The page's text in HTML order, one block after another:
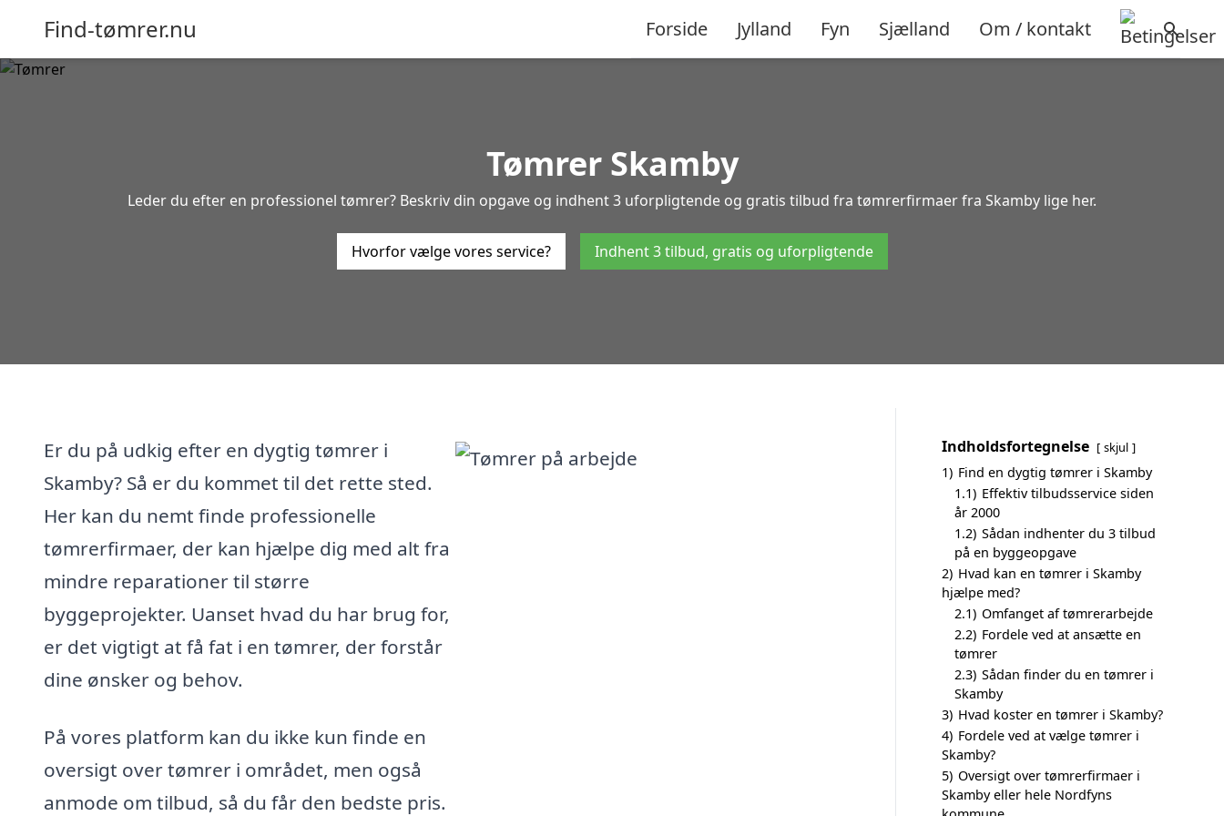
Find-tømrer.nu Forside Jylland Fyn Sjælland Om / kontakt
Tømrer Skamby
Leder du efter en professionel tømrer? Beskriv din opgave og indhent 3 uforpligtende og gratis tilbud fra tømrerfirmaer fra Skamby lige her.
Hvorfor vælge vores service? Indhent 3 tilbud, gratis og uforpligtende
Er du på udkig efter en dygtig tømrer i
Skamby? Så er du kommet til det rette sted.
Her kan du nemt finde professionelle
tømrerfirmaer, der kan hjælpe dig med alt fra
mindre reparationer til større
byggeprojekter. Uanset hvad du har brug for,
er det vigtigt at få fat i en tømrer, der forstår
dine ønsker og behov.
På vores platform kan du ikke kun finde en
oversigt over tømrer i området, men også
anmode om tilbud, så du får den bedste pris.
Indholdsfortegnelse skjul
1) Find en dygtig tømrer i Skamby
1.1) Effektiv tilbudsservice siden
år 2000
1.2) Sådan indhenter du 3 tilbud
på en byggeopgave
2) Hvad kan en tømrer i Skamby
hjælpe med?
2.1) Omfanget af tømrerarbejde
2.2) Fordele ved at ansætte en
tømrer
2.3) Sådan finder du en tømrer i
Skamby
3) Hvad koster en tømrer i Skamby?
4) Fordele ved at vælge tømrer i
Skamby?
5) Oversigt over tømrerfirmaer i
Skamby eller hele Nordfyns